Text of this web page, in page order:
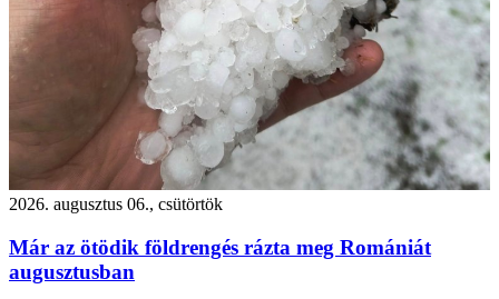
2026. augusztus 06., csütörtök
Már az ötödik földrengés rázta meg Romániát
augusztusban